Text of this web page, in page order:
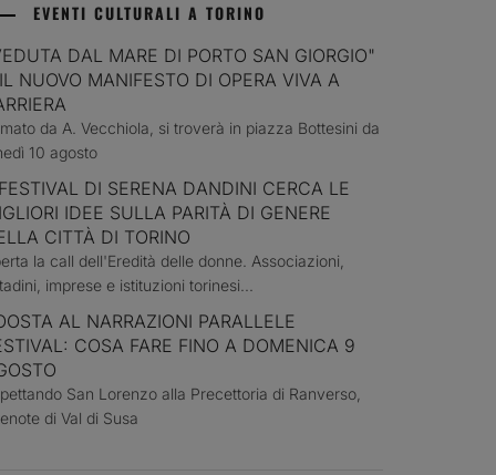
EVENTI CULTURALI A TORINO
DAL MARE DI PORTO SAN GIORGIO"
NUOVO MANIFESTO DI OPERA VIVA A
da A. Vecchiola, si troverà in piazza Bottesini da
10 agosto
DI SERENA DANDINI CERCA LE
IDEE SULLA PARITÀ DI GENERE
CITTÀ DI TORINO
la call dell'Eredità delle donne. Associazioni,
imprese e istituzioni torinesi...
AL NARRAZIONI PARALLELE
COSA FARE FINO A DOMENICA 9
San Lorenzo alla Precettoria di Ranverso,
di Val di Susa